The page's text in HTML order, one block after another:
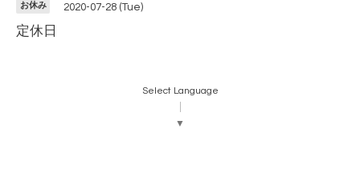
お休み 2020-07-28 (Tue)
定休日
Select Language
▼